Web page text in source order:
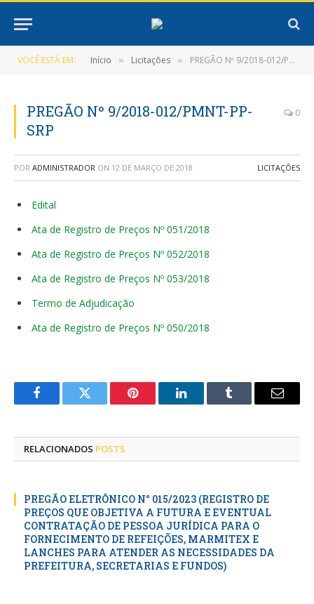
VOCÊ ESTÁ EM: Início » Licitações » PREGÃO Nº 9/2018-012/PMNT-PP-SRP
PREGÃO Nº 9/2018-012/PMNT-PP-
SRP
0
POR ADMINISTRADOR ON 12 DE MARÇO DE 2018 LICITAÇÕES
Edital
Ata de Registro de Preços Nº 051/2018
Ata de Registro de Preços Nº 052/2018
Ata de Registro de Preços Nº 053/2018
Termo de Adjudicação
Ata de Registro de Preços Nº 050/2018
FacebookTwitter Pinterest LinkedInTumblr
E-
RELACIONADOS POSTS
PREGÃO ELETRÔNICO N° 015/2023 (REGISTRO DE
PREÇOS QUE OBJETIVA A FUTURA E EVENTUAL
CONTRATAÇÃO DE PESSOA JURÍDICA PARA O
FORNECIMENTO DE REFEIÇÕES, MARMITEX E
LANCHES PARA ATENDER AS NECESSIDADES DA
PREFEITURA, SECRETARIAS E FUNDOS)